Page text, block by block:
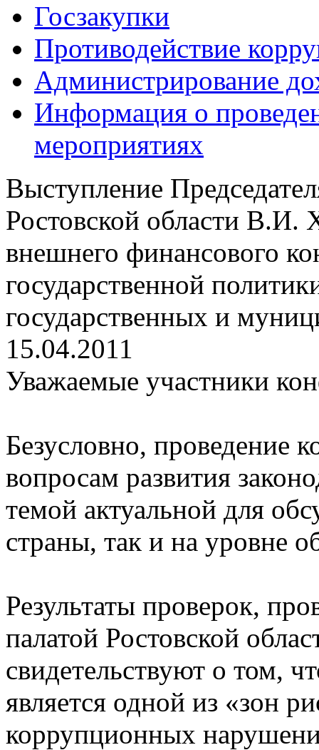
Госзакупки
Противодействие
Администрирование
Информация о
мероприятиях
Выступление
Ростовской области В.И.
внешнего финансового
государственной
государственных и
15.04.2011
Уважаемые участники
Безусловно, проведение
вопросам развития
темой актуальной для
страны, так и на уровне
Результаты проверок,
палатой Ростовской
свидетельствуют о том,
является одной из «зон
коррупционных